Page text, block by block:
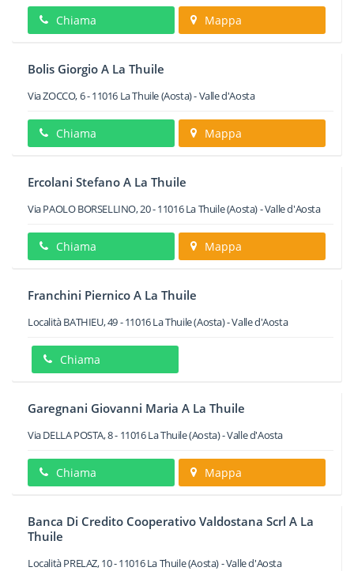
Chiama Mappa
Bolis Giorgio A La Thuile
Via ZOCCO, 6-11016 La Thuile(Aosta) -Valle d'Aosta
Chiama Mappa
Ercolani Stefano A La Thuile
Via PAOLO BORSELLINO, 20-11016 La Thuile(Aosta) -Valle d'Aosta
Chiama Mappa
Franchini Piernico A La Thuile
Località BATHIEU, 49-11016La Thuile(Aosta) -Valle d'Aosta
Chiama
Garegnani Giovanni Maria A La Thuile
Via DELLA POSTA, 8- 11016La Thuile(Aosta) -Valle d'Aosta
Chiama Mappa
Banca Di Credito Cooperativo Valdostana Scrl A La
Thuile
Località PRELAZ, 10-11016 La Thuile(Aosta) -Valle d'Aosta